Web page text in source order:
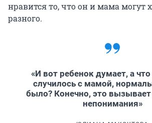
нравится то, что он и мама могут
разного.
«И вот ребенок думает, а
случилось с мамой,
было? Конечно, это вызывает
непонимания»